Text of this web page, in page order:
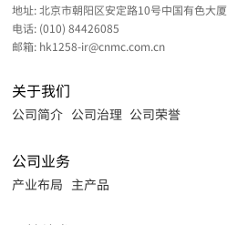
地址:北京市朝阳区安定路10号中国有色大厦
电话: (010) 84426085
邮箱: hk1258-ir@cnmc.com.cn
关于我们
公司简介 公司治理 公司荣誉
公司业务
产业布局 主产品